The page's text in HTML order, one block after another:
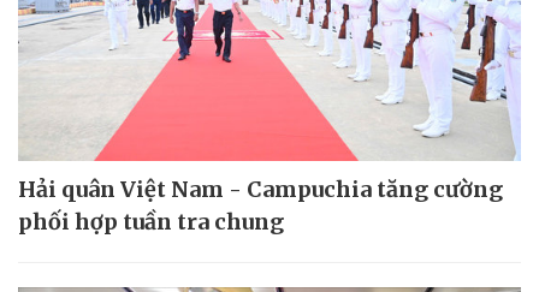
Hải quân Việt Nam - Campuchia tăng cường
phối hợp tuần tra chung